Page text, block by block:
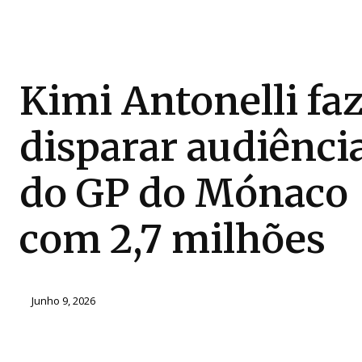
Kimi Antonelli
disparar
do GP do Mónaco
com 2,7 milhões
Junho 9, 2026